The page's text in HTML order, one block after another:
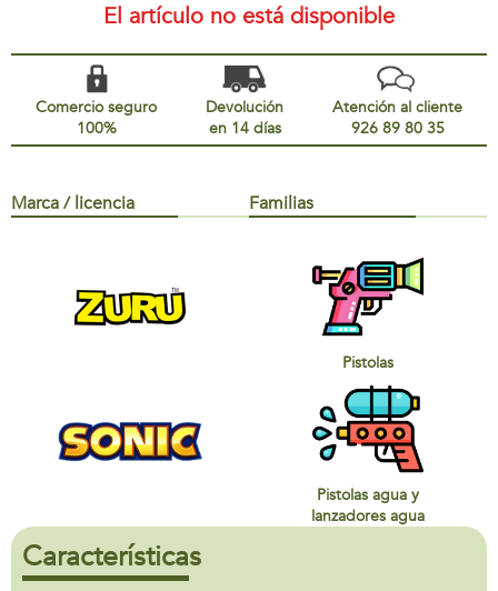
El artículo no está disponible
Comercio seguro
100%
Devolución
en 14 días
Atención al cliente
926 89 80 35
Marca / licencia Familias
Pistolas
Pistolas agua y
lanzadores agua
Características